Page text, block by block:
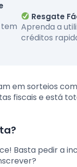
tem
Resgate
Aprenda a
créditos
em sorteios
fiscais e está
Basta pedir a